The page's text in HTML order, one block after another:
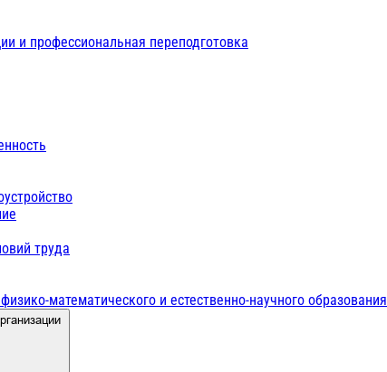
и профессиональная переподготовка
труда
математического и естественно-научного образования